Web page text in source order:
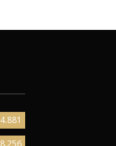
8.256